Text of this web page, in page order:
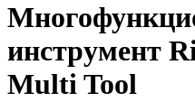
инструмент
Multi Tool